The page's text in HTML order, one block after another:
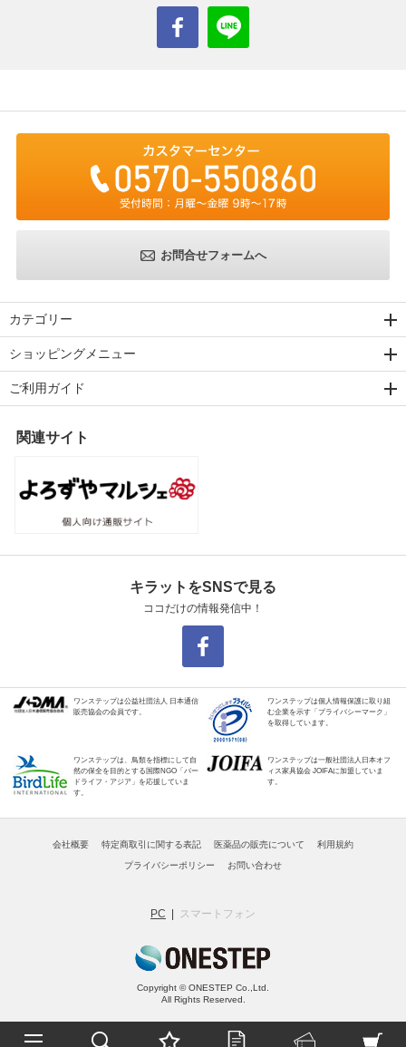
お問合せフォームへ
カテゴリー
ショッピングメニュー
ご利用ガイド
関連サイト
キラットをSNSで見る
ココだけの情報発信中！
ワンステップは公益社団法人 日本通信
販売協会の会員です。
ワンステップは個人情報保護に取り組
む企業を示す「プライバシーマーク」
を取得しています。
ワンステップは、鳥類を指標にして自
然の保全を目的とする国際NGO「バー
ドライフ・アジア」を応援していま
す。
ワンステップは一般社団法人日本オフ
ィス家具協会 JOIFAに加盟していま
す。
会社概要 特定商取引に関する表記 医薬品の販売について 利用規約
プライバシーポリシー お問い合わせ
PC スマートフォン
Copyright © ONESTEP Co.,Ltd.
All Rights Reserved.